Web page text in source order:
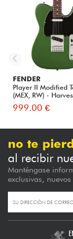
FENDER
Player II Modified
(MEX, RW) -
999.00 €
no te
al recibir
Manténgase
exclusivas,